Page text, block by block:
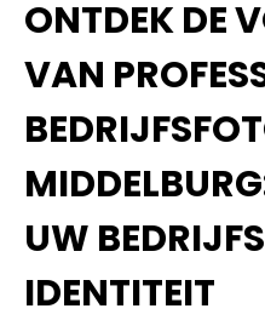
ONTDEK DE
VAN
UW
IDENTITEIT